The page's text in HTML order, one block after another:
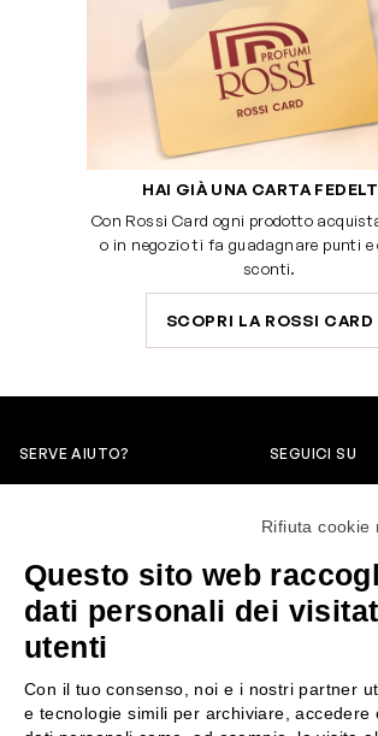
HAI GIÀ UNA CARTA
Con Rossi Card ogni prodotto
o in negozio ti fa guadagnare punti e
sconti.
SCOPRI LA ROSSI CARD
SERVE AIUTO?
servizioclienti@rossiprofumi.it
SEGUICI SU
SERVIZIO CLIENTI
Resi e rimborsi
Pagamenti
Chi siamo
Contattaci
Rifiuta cookie
Questo sito web
dati personali dei
utenti
Con il tuo consenso, noi e i nostri partner
e tecnologie simili per archiviare, accedere